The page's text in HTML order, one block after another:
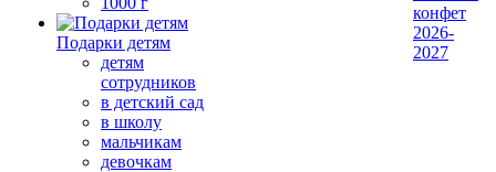
Подарки детям
детям
сотрудников
в детский сад
в школу
мальчикам
девочкам
конфет
2026-
2027